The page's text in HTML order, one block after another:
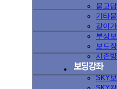
묻고답
기타
같이
부상
보드
시즌
SKY